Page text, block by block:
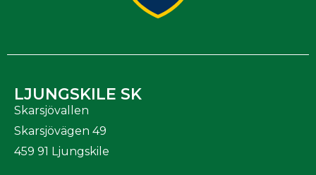
LJUNGSKILE SK
Skarsjövallen
Skarsjövägen 49
459 91 Ljungskile